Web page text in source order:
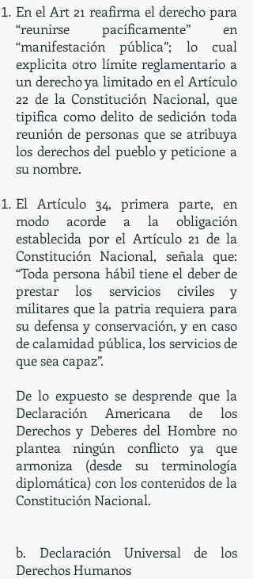
En el Art 21 reafirma el derecho para
“reunirse pacíficamente” en
“manifestación pública”; lo cual
explicita otro límite reglamentario a
un derecho ya limitado en el Artículo
22 de la Constitución Nacional, que
tipifica como delito de sedición toda
reunión de personas que se atribuya
los derechos del pueblo y peticione a
su nombre.
El Artículo 34, primera parte, en
modo acorde a la obligación
establecida por el Artículo 21 de la
Constitución Nacional, señala que:
“Toda persona hábil tiene el deber de
prestar los servicios civiles y
militares que la patria requiera para
su defensa y conservación, y en caso
de calamidad pública, los servicios de
que sea capaz”.
De lo expuesto se desprende que la
Declaración Americana de los
Derechos y Deberes del Hombre no
plantea ningún conflicto ya que
armoniza (desde su terminología
diplomática) con los contenidos de la
Constitución Nacional.
b. Declaración Universal de los
Derechos Humanos